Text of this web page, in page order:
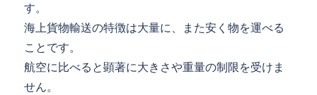
す。
海上貨物輸送の特徴は大量に、また安く物を運べる
ことです。
航空に比べると顕著に大きさや重量の制限を受けま
せん。